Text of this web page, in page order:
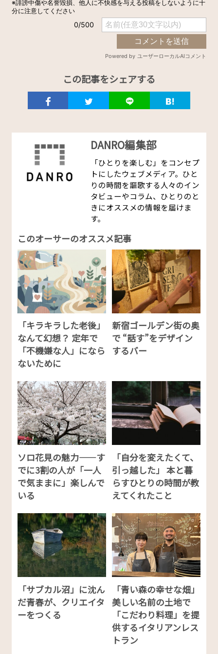
この記事をシェアする
DANRO編集部
「ひとりを楽しむ」をコンセプ
トにしたウェブメディア。ひと
りの時間を謳歌する人々のイン
タビューやコラム、ひとりのと
きにオススメの情報を届けま
す。
このオーサーのオススメ記事
「キラキラした老後」
なんて幻想？ 定年で
「不機嫌な人」になら
ないために
新宿ゴールデン街の奥
で “話す”をデザイン
するバー
ソロ花見の魅力——す
でに3割の人が「一人
で気ままに」楽しんで
いる
「自分を変えたくて、
引っ越した」 本と暮
らすひとりの時間が教
えてくれたこと
「サブカル沼」に沈ん
だ青春が、クリエイタ
ーをつくる
「青い森の幸せな畑」
美しい名前の土地で
「こだわり料理」を提
供するイタリアンレス
トラン